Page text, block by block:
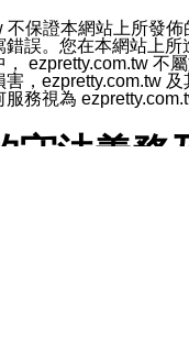
訊息」
」後，將不會接收到
不保證本網站上所發
誤。您在本網站上
ezpretty.com.tw 不
，ezpretty.com.tw
務視為
守法義務